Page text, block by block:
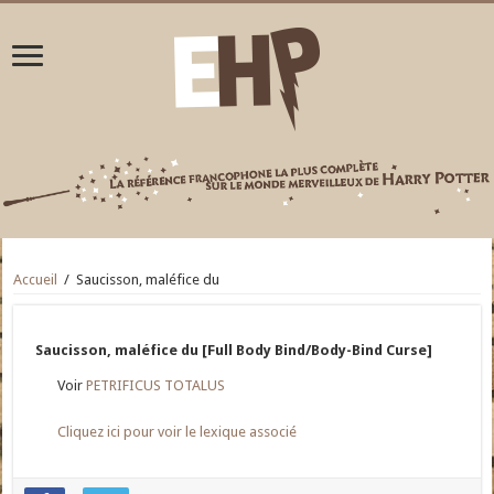
Accueil / Saucisson, maléfice du
Saucisson, maléfice du [Full Body Bind/Body-Bind Curse]
VoirPETRIFICUS TOTALUS
Cliquez ici pour voir le lexique associé